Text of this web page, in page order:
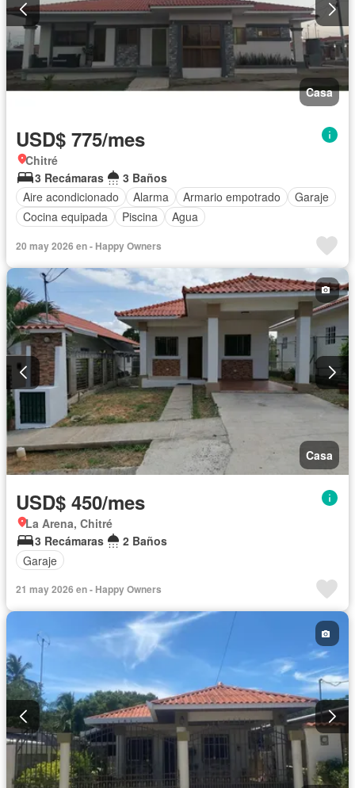
Casa
USD$ 775/mes
Chitré
3 Recámaras
3 Baños
Aire acondicionado
Alarma Armario empotrado
Garaje
Cocina equipada
Piscina Agua
20 may 2026 en - Happy Owners
Casa
USD$ 450/mes
La Arena, Chitré
3 Recámaras
2 Baños
Garaje
21 may 2026 en - Happy Owners